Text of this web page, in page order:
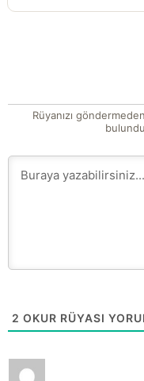
Rüyanızı
2 OKUR RÜYASI